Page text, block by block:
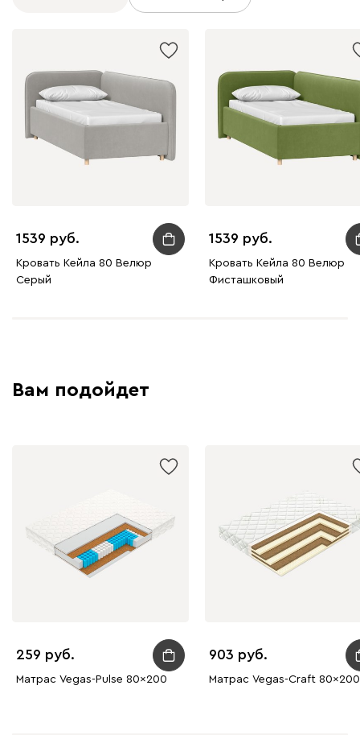
1539
Кровать Кейла 80 Велюр
Серый
1539
Кровать Кейла 80 Велюр
Фисташковый
Вам подойдет
259
Матрас Vegas-Pulse 80x200
903
Матрас Vegas-Craft 80x200